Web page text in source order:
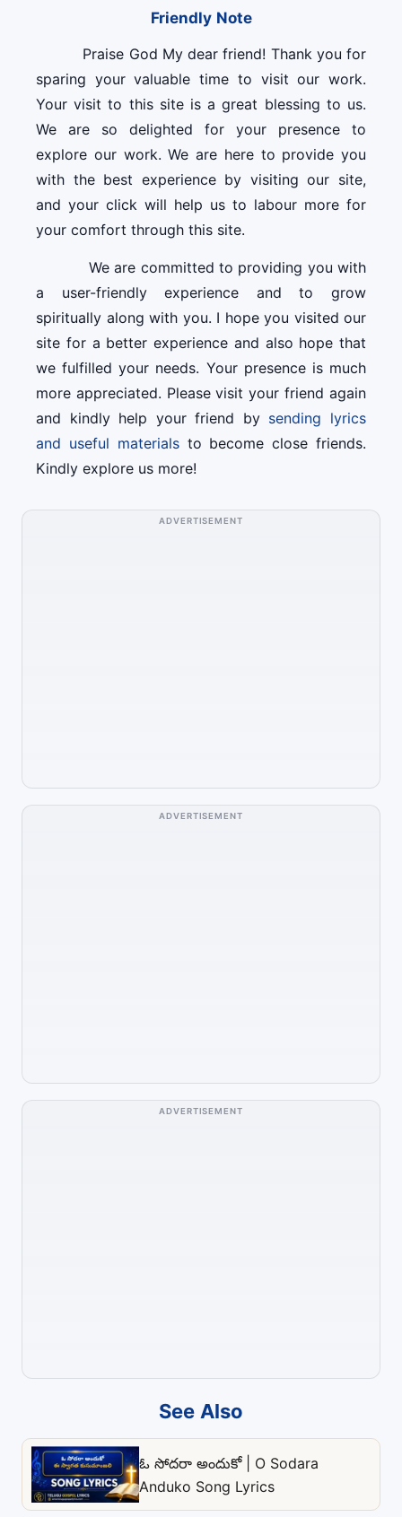
Friendly Note
Praise God My dear friend! Thank you for
sparing your valuable time to visit our work.
Your visit to this site is a great blessing to us.
We are so delighted for your presence to
explore our work. We are here to provide you
with the best experience by visiting our site,
and your click will help us to labour more for
your comfort through this site.
We are committed to providing you with
a user-friendly experience and to grow
spiritually along with you. I hope you visited our
site for a better experience and also hope that
we fulfilled your needs. Your presence is much
more appreciated. Please visit your friend again
and kindly help your friend by sending lyrics
and useful materialsto become close friends.
Kindly explore us more!
ADVERTISEMENT
ADVERTISEMENT
ADVERTISEMENT
See Also
ఓ సోదరా అందుకో | O Sodara
Anduko Song Lyrics